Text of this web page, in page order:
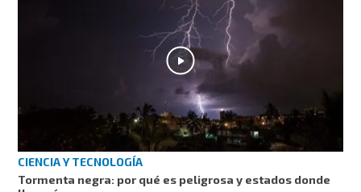
CIENCIA Y TECNOLOGÍA
Tormenta negra: por qué es peligrosa y estados donde